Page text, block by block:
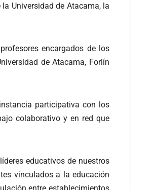
Universidad de Atacama, la
encargados de los
de Atacama, Forlín
participativa con los
colaborativo y en red que
educativos de nuestros
vinculados a la educación